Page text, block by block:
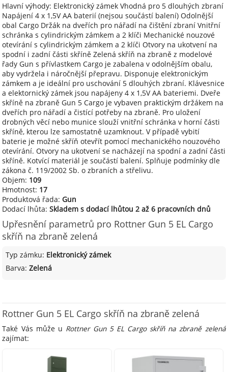
Hlavní výhody: Elektronický zámek Vhodná pro 5 dlouhých zbraní
Napájení 4 x 1,5V AA baterií (nejsou součástí balení) Odolnější
obal Cargo Držák na dveřích pro nářadí na čištění zbraní Vnitřní
schránka s cylindrickým zámkem a 2 klíči Mechanické nouzové
otevírání s cylindrickým zámkem a 2 klíči Otvory na ukotvení na
spodní i zadní části skříně Zelená skříň na zbraně z modelové
řady Gun s přívlastkem Cargo je zabalena v odolnějším obalu,
aby vydržela i náročnější přepravu. Disponuje elektronickým
zámkem a je ideální pro uschování 5 dlouhých zbraní. Klávesnice
a elektornický zámek jsou napájeny 4 x 1,5V AA bateriemi. Dveře
skříně na zbraně Gun 5 Cargo je vybaven praktickým držákem na
dveřích pro nářadí a čistící potřeby na zbraně. Pro uložení
drobných věcí nebo munice slouží vnitřní schránka v horní části
skříně, kterou lze samostatně uzamknout. V případě vybití
baterie je možné skříň otevřít pomocí mechanického nouzového
otevírání. Otvory na ukotvení se nacházejí na spodní a zadní části
skříně. Kotvící materiál je součástí balení. Splňuje podmínky dle
zákona č. 119/2002 Sb. o zbraních a střelivu.
Objem: 109
Hmotnost: 17
Produktová řada:Gun
Dodací lhůta:Skladem s dodací lhůtou 2 až 6 pracovních dnů
Upřesnění parametrů pro Rottner Gun 5 EL Cargo
skříň na zbraně zelená
Typ zámku: Elektronický zámek
Barva:Zelená
Rottner Gun 5 EL Cargo skříň na zbraně zelená
Také Vás může u Rottner Gun 5 EL Cargo skříň na zbraně zelená
zajímat: